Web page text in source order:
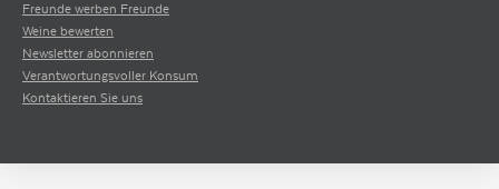
Freunde werben Freunde
Weine bewerten
Newsletter abonnieren
Verantwortungsvoller Konsum
Kontaktieren Sie uns